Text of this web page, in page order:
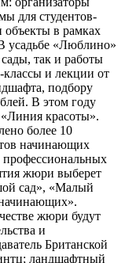
для студентов-
объекты в рамках
«Люблино»
так и работы
классы и лекции от
подбору
В этом году
красоты».
более 10
начинающих
профессиональных
жюри выберет
сад», «Малый
жюри будут
и
Британской
ландшафтный